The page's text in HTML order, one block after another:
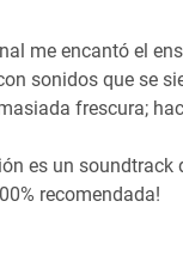
me encantó el
sonidos que se
frescura;
es un
recomendada!